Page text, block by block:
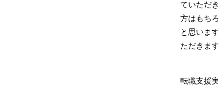
ていただ
方はもち
と思いま
ただきます
転職支援